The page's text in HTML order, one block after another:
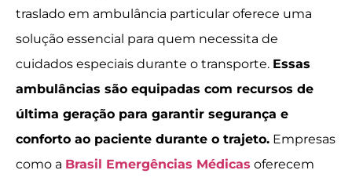
traslado em ambulância particular oferece uma
solução essencial para quem necessita de
cuidados especiais durante o transporte. Essas
ambulâncias são equipadas com recursos de
última geração para garantir segurança e
conforto ao paciente durante o trajeto. Empresas
como a Brasil Emergências Médicas oferecem